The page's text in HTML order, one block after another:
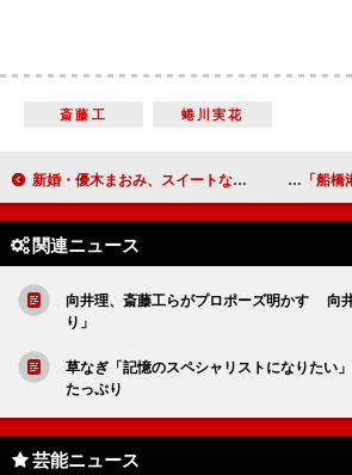
斎藤工 蜷川実花
新婚・優木まおみ、スイートな毎日！？ 「よく２人で区民プールに行く」 ふなっしー、
関連ニュース
向井理、斎藤工らがプロポーズ明かす 向
り」
草なぎ「記憶のスペシャリストになりたい
たっぷり
芸能ニュース